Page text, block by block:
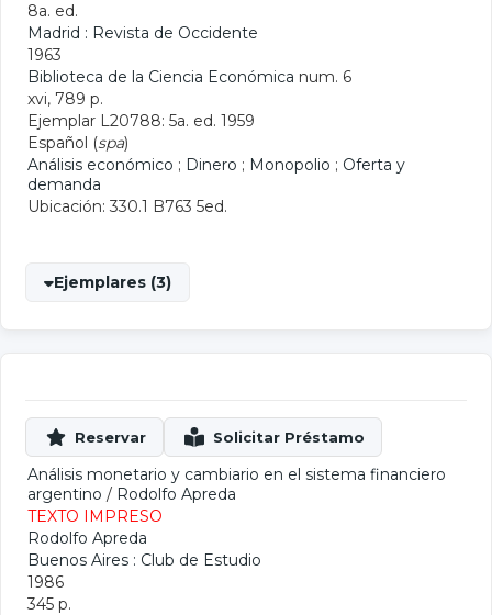
8a. ed.
Madrid : Revista de Occidente
1963
Biblioteca de la Ciencia Económica num. 6
xvi, 789 p.
Ejemplar L20788: 5a. ed. 1959
Español (spa)
Análisis económico ; Dinero ; Monopolio ; Oferta y
demanda
Ubicación: 330.1 B763 5ed.
Ejemplares (3)
Análisis monetario y cambiario en el sistema financiero
argentino / Rodolfo Apreda
TEXTO IMPRESO
Rodolfo Apreda
Buenos Aires : Club de Estudio
1986
345 p.